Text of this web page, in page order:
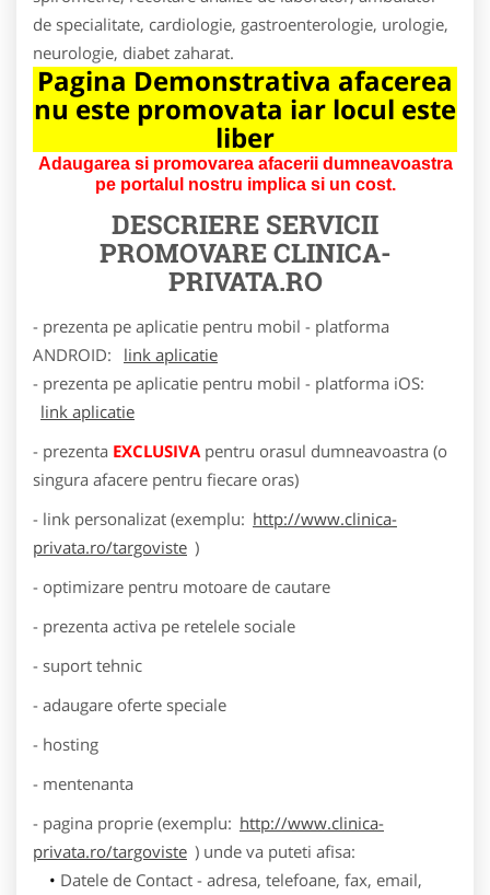
de specialitate, cardiologie, gastroenterologie, urologie,
neurologie, diabet zaharat.
Pagina Demonstrativa afacerea
nu este promovata iar locul este
liber
Adaugarea si promovarea afacerii dumneavoastra
pe portalul nostru implica si un cost.
DESCRIERE SERVICII
PROMOVARECLINICA-
PRIVATA.RO
- prezenta pe aplicatie pentru mobil - platforma
ANDROID:
link aplicatie
- prezenta pe aplicatie pentru mobil - platforma iOS:
link aplicatie
- prezenta EXCLUSIVA pentru orasul dumneavoastra (o
singura afacere pentru fiecare oras)
- link personalizat (exemplu: http://www.clinica-
privata.ro/targoviste )
- optimizare pentru motoare de cautare
- prezenta activa pe retelele sociale
- suport tehnic
- adaugare oferte speciale
- hosting
- mentenanta
- pagina proprie (exemplu: http://www.clinica-
privata.ro/targoviste ) unde va puteti afisa:
Datele de Contact - adresa, telefoane, fax, email,